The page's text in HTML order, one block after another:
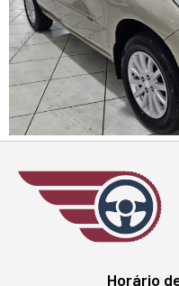
Horário